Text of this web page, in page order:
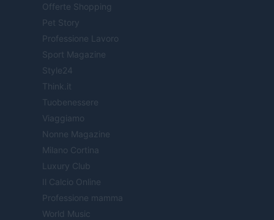
Offerte Shopping
Pet Story
Professione Lavoro
Sport Magazine
Style24
Think.it
Tuobenessere
Viaggiamo
Nonne Magazine
Milano Cortina
Luxury Club
Il Calcio Online
Professione mamma
World Music